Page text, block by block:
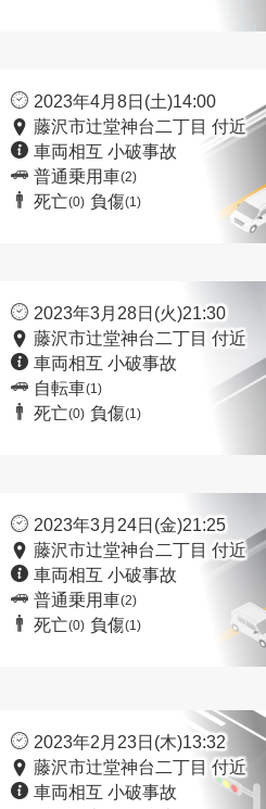
2023年4月8日(土)14:00
藤沢市辻堂神台二丁目 付近
車両相互 小破事故
普通乗用車(2)
死亡(0) 負傷(1)
2023年3月28日(火)21:30
藤沢市辻堂神台二丁目 付近
車両相互 小破事故
自転車(1)
死亡(0) 負傷(1)
2023年3月24日(金)21:25
藤沢市辻堂神台二丁目 付近
車両相互 小破事故
普通乗用車(2)
死亡(0) 負傷(1)
2023年2月23日(木)13:32
藤沢市辻堂神台二丁目 付近
車両相互 小破事故